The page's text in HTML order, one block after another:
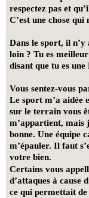
respectez pas et
C’est une chose
Dans le sport, il n’y
loin ? Tu es
disant que tu es une
Vous sentez-vous
Le sport m’a aidée
sur le terrain vous
m’appartient, mais
bonne. Une équipe
m’épauler. Il faut
votre bien.
Certains vous
d’attaques à cause
ce qui permettait